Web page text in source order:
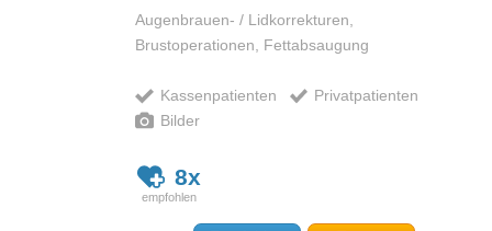
Augenbrauen- / Lidkorrekturen,
Brustoperationen, Fettabsaugung
Kassenpatienten
Privatpatienten
Bilder
8x